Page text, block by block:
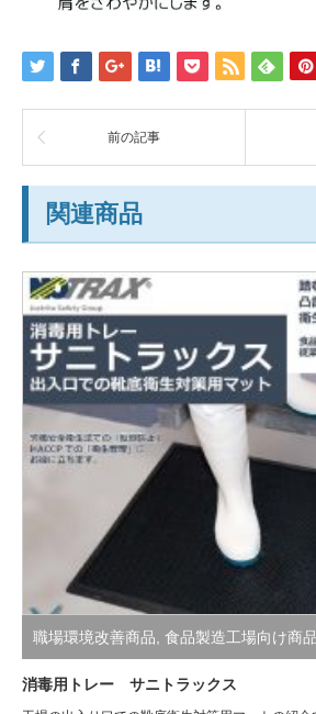
前の記事
関連商品
職場環境改善商品 食品製造工場向け商品
消毒用トレー サニトラックス